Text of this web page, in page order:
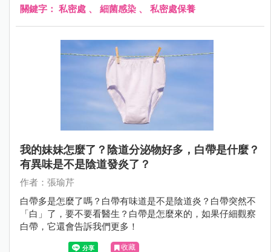
關鍵字： 私密處 、 細菌感染 、 私密處保養
我的妹妹怎麼了？陰道分泌物好多，白帶是什麼？
有異味是不是陰道發炎了？
作者：張瑜芹
白帶多是怎麼了嗎？白帶有味道是不是陰道炎？白帶突然不
「白」了，要不要看醫生？白帶是怎麼來的，如果仔細觀察
白帶，它還會告訴我們更多！
收藏